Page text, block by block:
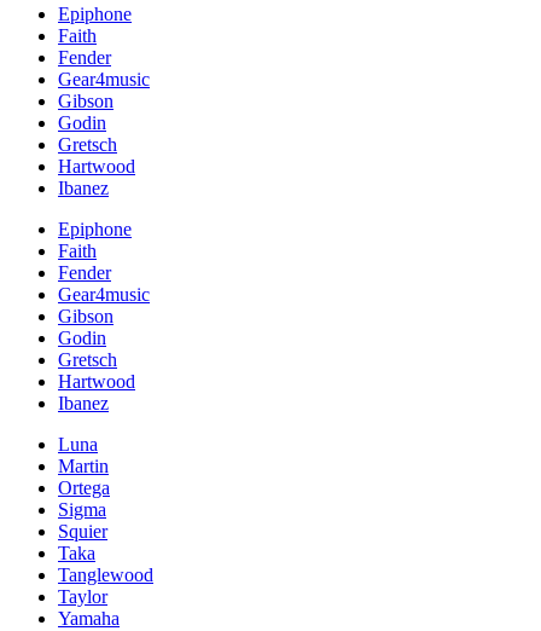
Epiphone
Faith
Fender
Gear4music
Gibson
Godin
Gretsch
Hartwood
Ibanez
Epiphone
Faith
Fender
Gear4music
Gibson
Godin
Gretsch
Hartwood
Ibanez
Luna
Martin
Ortega
Sigma
Squier
Taka
Tanglewood
Taylor
Yamaha